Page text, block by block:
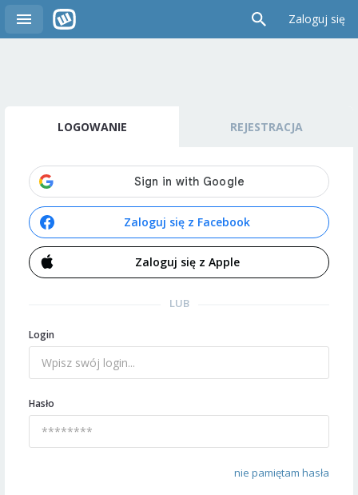
Zaloguj się
LOGOWANIE REJESTRACJA
Zaloguj się z Facebook
Zaloguj się z Apple
LUB
Login
Hasło
nie pamiętam hasła